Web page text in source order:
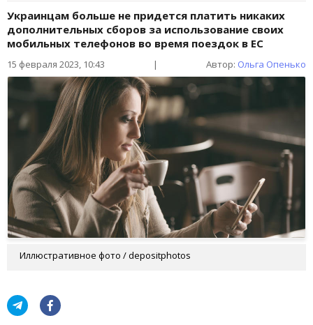
Украинцам больше не придется платить никаких
дополнительных сборов за использование своих
мобильных телефонов во время поездок в ЕС
15 февраля 2023, 10:43 | Автор: Ольга Опенько
Иллюстративное фото / depositphotos